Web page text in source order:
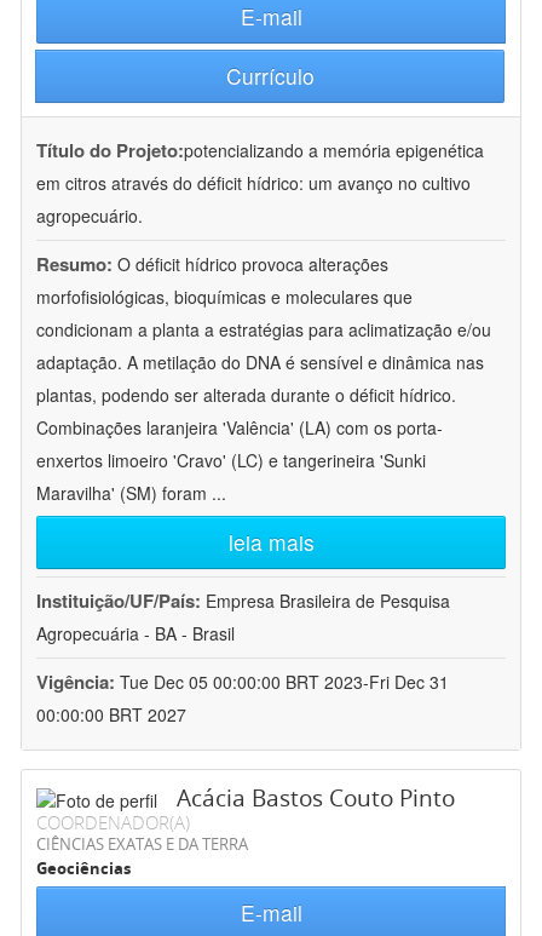
E-mail
Currículo
Título do Projeto:potencializando a memória epigenética
em citros através do déficit hídrico: um avanço no cultivo
agropecuário.
Resumo: O déficit hídrico provoca alterações
morfofisiológicas, bioquímicas e moleculares que
condicionam a planta a estratégias para aclimatização e/ou
adaptação. A metilação do DNA é sensível e dinâmica nas
plantas, podendo ser alterada durante o déficit hídrico.
Combinações laranjeira 'Valência' (LA) com os porta-
enxertos limoeiro 'Cravo' (LC) e tangerineira 'Sunki
Maravilha' (SM) foram ...
leia mais
Instituição/UF/País: Empresa Brasileira de Pesquisa
Agropecuária - BA - Brasil
Vigência: Tue Dec 05 00:00:00 BRT 2023-Fri Dec 31
00:00:00 BRT 2027
Acácia Bastos Couto Pinto
COORDENADOR(A)
CIÊNCIAS EXATAS E DA TERRA
Geociências
E-mail